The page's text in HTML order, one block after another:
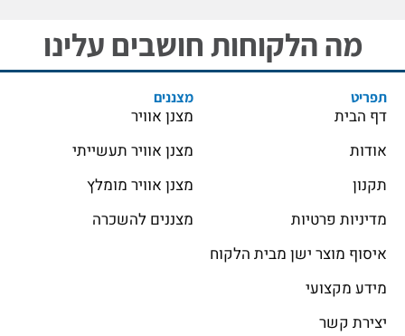
מה הלקוחות חושבים עלינו
תפריט
דף הבית
אודות
תקנון
מדיניות פרטיות
איסוף מוצר ישן מבית הלקוח
מידע מקצועי
יצירת קשר
מצננים
מצנן אוויר
מצנן אוויר תעשייתי
מצנן אוויר מומלץ
מצננים להשכרה